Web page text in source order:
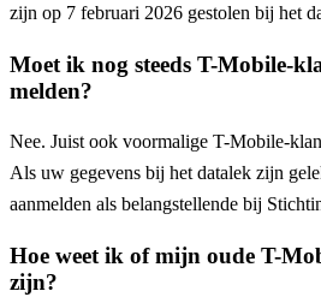
zijn op 7 februari 2026 gestolen bij het
Moet ik nog steeds T-Mobile-
melden?
Nee. Juist ook voormalige T-Mobile-
Als uw gegevens bij het datalek zijn
aanmelden als belangstellende bij
Hoe weet ik of mijn oude T-
zijn?